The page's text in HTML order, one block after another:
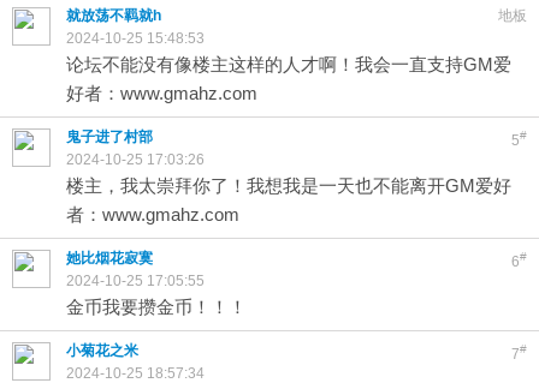
地板
就放荡不羁就h
2024-10-25 15:48:53
论坛不能没有像楼主这样的人才啊！我会一直支持GM爱
好者：www.gmahz.com
5#
鬼子进了村部
2024-10-25 17:03:26
楼主，我太崇拜你了！我想我是一天也不能离开GM爱好
者：www.gmahz.com
6#
她比烟花寂寞
2024-10-25 17:05:55
金币我要攒金币！！！
7#
小菊花之米
2024-10-25 18:57:34